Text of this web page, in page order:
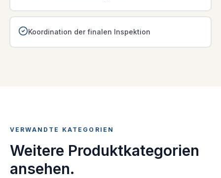
Koordination der finalen Inspektion
VERWANDTE KATEGORIEN
Weitere Produktkategorien
ansehen.